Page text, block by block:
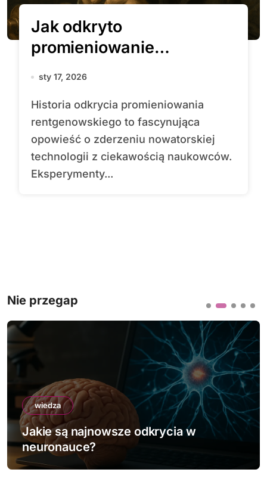
Jak odkryto
promieniowanie
rentgenowskie?
sty 17, 2026
Historia odkrycia promieniowania
rentgenowskiego to fascynująca
opowieść o zderzeniu nowatorskiej
technologii z ciekawością naukowców.
Eksperymenty...
Nie przegap
wiedza
Jakie są najnowsze odkrycia w
neuronauce?